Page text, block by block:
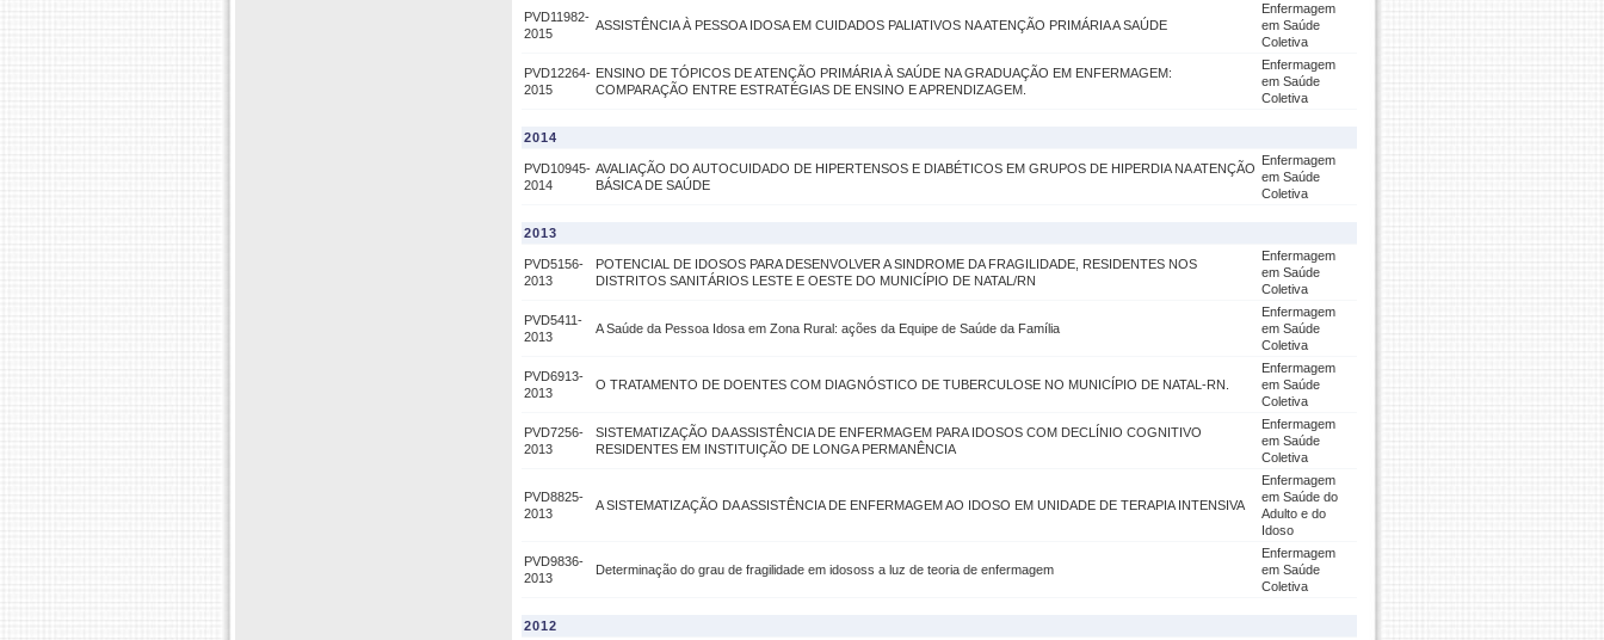
PVD11982-
2015
ASSISTÊNCIA À PESSOA IDOSA EM CUIDADOS PALIATIVOS NA ATENÇÃO PRIMÁRIA A SAÚDE
Enfermagem
em Saúde
Coletiva
PVD12264-
2015
ENSINO DE TÓPICOS DE ATENÇÃO PRIMÁRIA À SAÚDE NA GRADUAÇÃO EM ENFERMAGEM:
COMPARAÇÃO ENTRE ESTRATÉGIAS DE ENSINO E APRENDIZAGEM.
Enfermagem
em Saúde
Coletiva
2014
PVD10945-
2014
AVALIAÇÃO DO AUTOCUIDADO DE HIPERTENSOS E DIABÉTICOS EM GRUPOS DE HIPERDIA NA ATENÇÃO
BÁSICA DE SAÚDE
Enfermagem
em Saúde
Coletiva
2013
PVD5156-
2013
POTENCIAL DE IDOSOS PARA DESENVOLVER A SINDROME DA FRAGILIDADE, RESIDENTES NOS
DISTRITOS SANITÁRIOS LESTE E OESTE DO MUNICÍPIO DE NATAL/RN
Enfermagem
em Saúde
Coletiva
PVD5411-
2013
A Saúde da Pessoa Idosa em Zona Rural: ações da Equipe de Saúde da Família
Enfermagem
em Saúde
Coletiva
PVD6913-
2013
O TRATAMENTO DE DOENTES COM DIAGNÓSTICO DE TUBERCULOSE NO MUNICÍPIO DE NATAL-RN.
Enfermagem
em Saúde
Coletiva
PVD7256-
2013
SISTEMATIZAÇÃO DA ASSISTÊNCIA DE ENFERMAGEM PARA IDOSOS COM DECLÍNIO COGNITIVO
RESIDENTES EM INSTITUIÇÃO DE LONGA PERMANÊNCIA
Enfermagem
em Saúde
Coletiva
PVD8825-
2013
A SISTEMATIZAÇÃO DA ASSISTÊNCIA DE ENFERMAGEM AO IDOSO EM UNIDADE DE TERAPIA INTENSIVA
Enfermagem
em Saúde do
Adulto e do
Idoso
PVD9836-
2013
Determinação do grau de fragilidade em idososs a luz de teoria de enfermagem
Enfermagem
em Saúde
Coletiva
2012